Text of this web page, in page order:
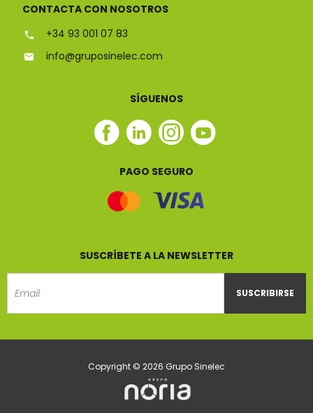
CONTACTA CON NOSOTROS
+34 93 001 07 83
info@gruposinelec.com
SÍGUENOS
Facebook
Linkedin
Instagram
Youtube
PAGO SEGURO
SUSCRÍBETE A LA NEWSLETTER
SUSCRIBIRSE
Copyright © 2026 Grupo Sinelec